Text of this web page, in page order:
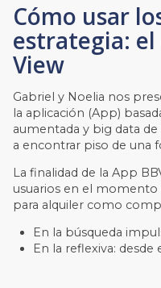
Cómo usar
estrategia: el
View
Gabriel y Noelia nos
la aplicación (App)
aumentada y big data de
a encontrar piso de una
La finalidad de la App
usuarios en el momento
para alquiler como
En la búsqueda
En la reflexiva: desde